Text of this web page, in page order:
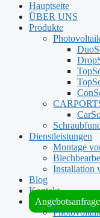
Hauptseite
ÜBER UNS
Produkte
Dienstleistungen
Montage
Installation
Blog
Kontakt
Angebotsanfrage